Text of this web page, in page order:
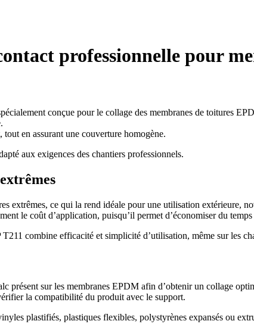
professionnelle pour
conçue pour le collage des membranes de toitures
en assurant une couverture homogène.
aux exigences des chantiers professionnels.
extrêmes, ce qui la rend idéale pour une utilisation extérieure,
le coût d’application, puisqu’il permet d’économiser du
combine efficacité et simplicité d’utilisation, même sur les
présent sur les membranes EPDM afin d’obtenir un collage
la compatibilité du produit avec le support.
plastifiés, plastiques flexibles, polystyrènes expansés ou